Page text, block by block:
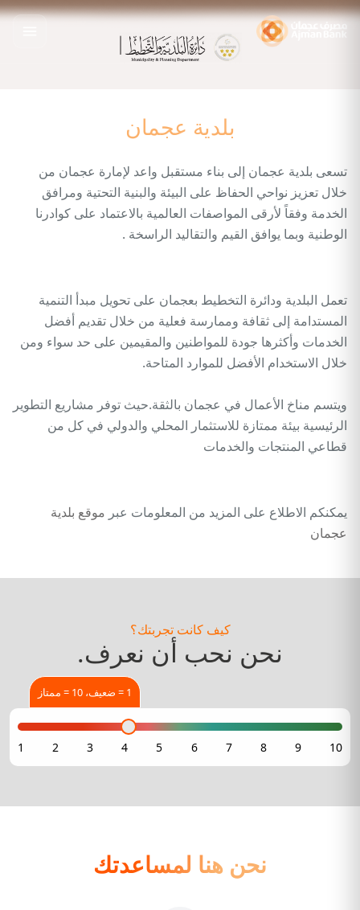
بلدية عجمان
تسعى بلدية عجمان إلى بناء مستقبل واعد لإمارة عجمان من
خلال تعزيز نواحي الحفاظ على البيئة والبنية التحتية ومرافق
الخدمة وفقاً لأرقى المواصفات العالمية بالاعتماد على كوادرنا
الوطنية وبما يوافق القيم والتقاليد الراسخة .
تعمل البلدية ودائرة التخطيط بعجمان على تحويل مبدأ التنمية
المستدامة إلى ثقافة وممارسة فعلية من خلال تقديم أفضل
الخدمات وأكثرها جودة للمواطنين والمقيمين على حد سواء ومن
خلال الاستخدام الأفضل للموارد المتاحة.
ويتسم مناخ الأعمال في عجمان بالثقة.حيث توفر مشاريع التطوير
الرئيسية بيئة ممتازة للاستثمار المحلي والدولي في كل من
قطاعي المنتجات والخدمات
يمكنكم الاطلاع على المزيد من المعلومات عبر موقع بلدية
عجمان
كيف كانت تجربتك؟
نحن نحب أن نعرف.
1 = ضعيف، 10 = ممتاز
نحن هنا لمساعدتك